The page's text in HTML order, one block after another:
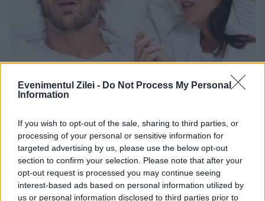
Evenimentul Zilei - Do Not Process My Personal
Information
If you wish to opt-out of the sale, sharing to third parties, or
processing of your personal or sensitive information for
targeted advertising by us, please use the below opt-out
section to confirm your selection. Please note that after your
opt-out request is processed you may continue seeing
interest-based ads based on personal information utilized by
us or personal information disclosed to third parties prior to
trucuri simple
18 MARTIE 2023
Aproximativ 56% dintre oameni fie sforăie,
fie au un partener care se confruntă cu